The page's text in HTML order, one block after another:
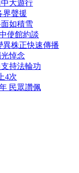
大遊行
界聲援
如積雪
使館約談
異株正快速傳播
悼念
持法輪功
4次
民眾讚佩